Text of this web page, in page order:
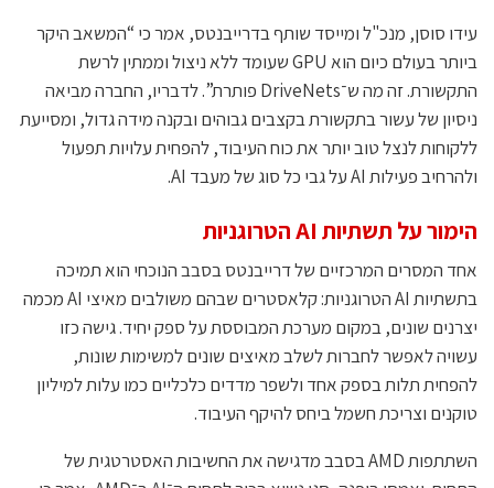
עידו סוסן, מנכ"ל ומייסד שותף בדרייבנטס, אמר כי “המשאב היקר
ביותר בעולם כיום הוא GPU שעומד ללא ניצול וממתין לרשת
התקשורת. זה מה ש־DriveNets פותרת”. לדבריו, החברה מביאה
ניסיון של עשור בתקשורת בקצבים גבוהים ובקנה מידה גדול, ומסייעת
ללקוחות לנצל טוב יותר את כוח העיבוד, להפחית עלויות תפעול
ולהרחיב פעילות AI על גבי כל סוג של מעבד AI.
הימור על תשתיות AI הטרוגניות
אחד המסרים המרכזיים של דרייבנטס בסבב הנוכחי הוא תמיכה
בתשתיות AI הטרוגניות: קלאסטרים שבהם משולבים מאיצי AI מכמה
יצרנים שונים, במקום מערכת המבוססת על ספק יחיד. גישה כזו
עשויה לאפשר לחברות לשלב מאיצים שונים למשימות שונות,
להפחית תלות בספק אחד ולשפר מדדים כלכליים כמו עלות למיליון
טוקנים וצריכת חשמל ביחס להיקף העיבוד.
השתתפות AMD בסבב מדגישה את החשיבות האסטרטגית של